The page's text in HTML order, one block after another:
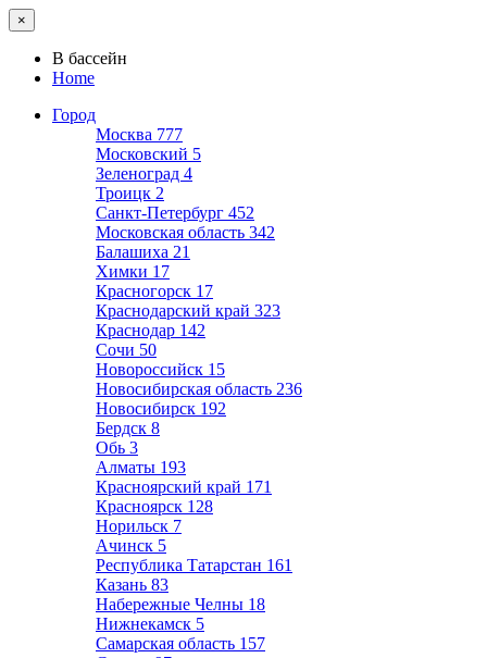
×
В бассейн
Home
Город
Москва 777
Московский 5
Зеленоград 4
Троицк 2
Санкт-Петербург 452
Московская область 342
Балашиха 21
Химки 17
Красногорск 17
Краснодарский край 323
Краснодар 142
Сочи 50
Новороссийск 15
Новосибирская область 236
Новосибирск 192
Бердск 8
Обь 3
Алматы 193
Красноярский край 171
Красноярск 128
Норильск 7
Ачинск 5
Республика Татарстан 161
Казань 83
Набережные Челны 18
Нижнекамск 5
Самарская область 157